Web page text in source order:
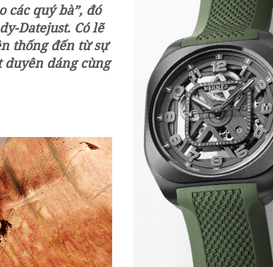
các quý bà”, đó
Datejust. Có lẽ
thống đến từ sự
duyên dáng cùng